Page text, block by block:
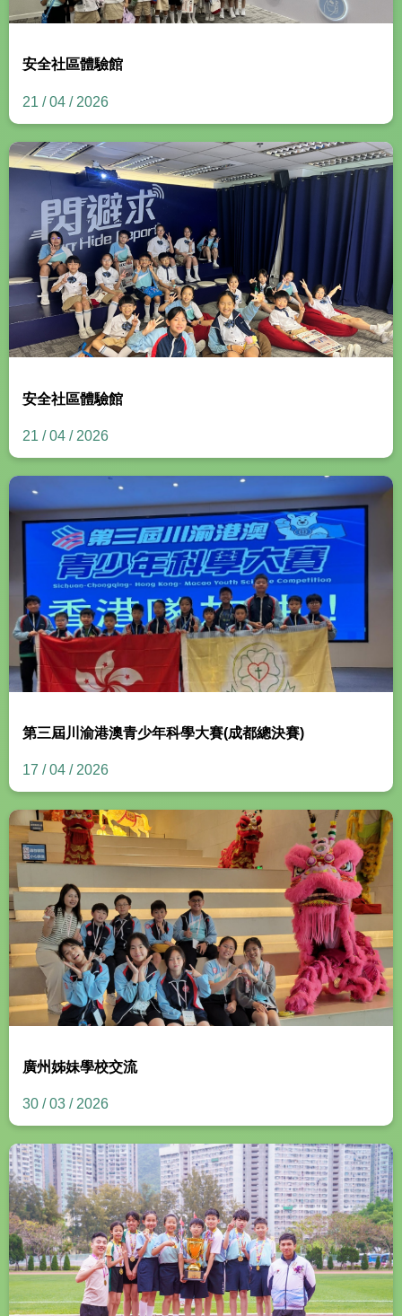
安全社區體驗館
21 / 04 / 2026
安全社區體驗館
21 / 04 / 2026
第三屆川渝港澳青少年科學大賽(成都總決賽)
17 / 04 / 2026
廣州姊妹學校交流
30 / 03 / 2026